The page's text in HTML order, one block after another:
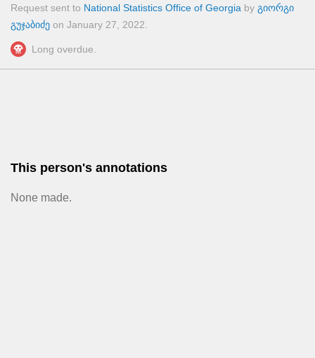
Request sent to National Statistics Office of Georgia by გიორგი
გუჯაბიძე on January 27, 2022
Long overdue.
This person's annotations
None made.